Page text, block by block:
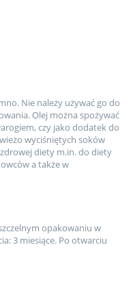
Nie należy używać go do
Olej można spożywać
czy jako dodatek do
wyciśniętych soków
diety m.in. do diety
a także w
opakowaniu w
3 miesiące. Po otwarciu